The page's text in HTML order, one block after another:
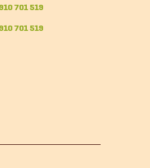
701 519
701 519